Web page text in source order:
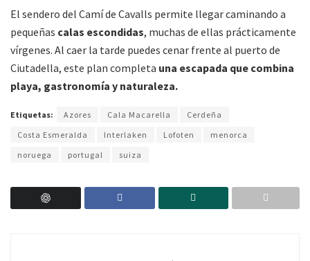
El sendero del Camí de Cavalls permite llegar caminando a
pequeñas calas escondidas, muchas de ellas prácticamente
vírgenes. Al caer la tarde puedes cenar frente al puerto de
Ciutadella, este plan completa una escapada que combina
playa, gastronomía y naturaleza.
Etiquetas: Azores Cala Macarella
Cerdeña
Costa Esmeralda
Interlaken Lofoten
menorca
noruega
portugal suiza